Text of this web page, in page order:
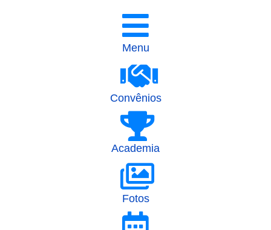
Menu
Convênios
Academia
Fotos